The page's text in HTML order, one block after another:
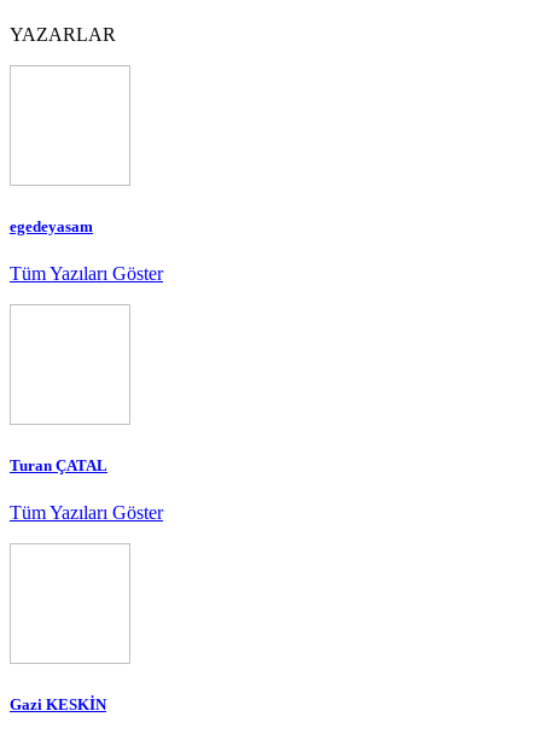
YAZARLAR
egedeyasam
Tüm Yazıları Göster
Turan ÇATAL
Tüm Yazıları Göster
Gazi KESKİN